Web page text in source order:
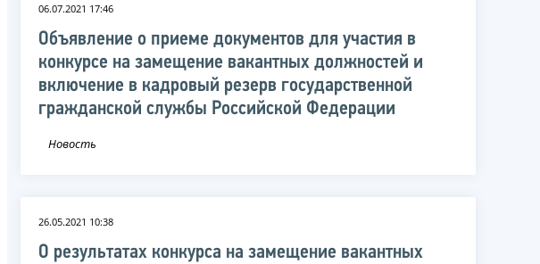
06.07.2021 17:46
Объявление о приеме документов для участия в
конкурсе на замещение вакантных должностей и
включение в кадровый резерв государственной
гражданской службы Российской Федерации
Новость
26.05.2021 10:38
О результатах конкурса на замещение вакантных